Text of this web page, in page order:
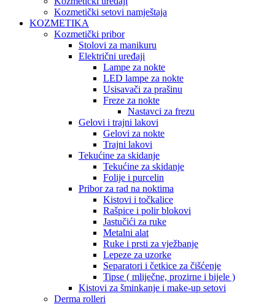
Kozmetički setovi namještaja
KOZMETIKA
Kozmetički pribor
Stolovi za manikuru
Električni uređaji
Lampe za nokte
LED lampe za nokte
Usisavači za prašinu
Freze za nokte
Nastavci za frezu
Gelovi i trajni lakovi
Gelovi za nokte
Trajni lakovi
Tekućine za skidanje
Tekućine za skidanje
Folije i purcelin
Pribor za rad na noktima
Kistovi i točkalice
Rašpice i polir blokovi
Jastučići za ruke
Metalni alat
Ruke i prsti za vježbanje
Lepeze za uzorke
Separatori i četkice za čišćenje
Tipse ( mliječne, prozirne i bijele )
Kistovi za šminkanje i make-up setovi
Derma rolleri